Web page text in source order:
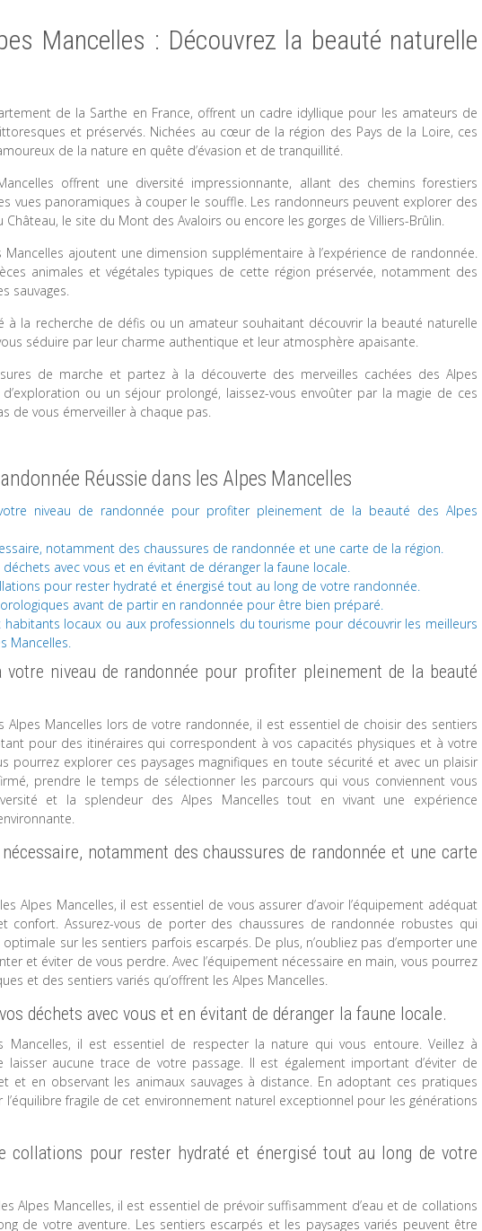
Mancelles : Découvrez la beauté naturelle
de la Sarthe en France, offrent un cadre idyllique pour les amateurs de
et préservés. Nichées au cœur de la région des Pays de la Loire, ces
de la nature en quête d’évasion et de tranquillité.
offrent une diversité impressionnante, allant des chemins forestiers
vues panoramiques à couper le souffle. Les randonneurs peuvent explorer des
le site du Mont des Avaloirs ou encore les gorges de Villiers-Brûlin.
ajoutent une dimension supplémentaire à l’expérience de randonnée.
animales et végétales typiques de cette région préservée, notamment des
sauvages.
à la recherche de défis ou un amateur souhaitant découvrir la beauté naturelle
séduire par leur charme authentique et leur atmosphère apaisante.
de marche et partez à la découverte des merveilles cachées des Alpes
ou un séjour prolongé, laissez-vous envoûter par la magie de ces
de vous émerveiller à chaque pas.
Réussie dans les Alpes Mancelles
niveau de randonnée pour profiter pleinement de la beauté des Alpes
notamment des chaussures de randonnée et une carte de la région.
avec vous et en évitant de déranger la faune locale.
pour rester hydraté et énergisé tout au long de votre randonnée.
avant de partir en randonnée pour être bien préparé.
habitants locaux ou aux professionnels du tourisme pour découvrir les meilleurs
Mancelles.
niveau de randonnée pour profiter pleinement de la beauté
Mancelles lors de votre randonnée, il est essentiel de choisir des sentiers
pour des itinéraires qui correspondent à vos capacités physiques et à votre
pourrez explorer ces paysages magnifiques en toute sécurité et avec un plaisir
prendre le temps de sélectionner les parcours qui vous conviennent vous
et la splendeur des Alpes Mancelles tout en vivant une expérience
notamment des chaussures de randonnée et une carte
Alpes Mancelles, il est essentiel de vous assurer d’avoir l’équipement adéquat
confort. Assurez-vous de porter des chaussures de randonnée robustes qui
sur les sentiers parfois escarpés. De plus, n’oubliez pas d’emporter une
et éviter de vous perdre. Avec l’équipement nécessaire en main, vous pourrez
et des sentiers variés qu’offrent les Alpes Mancelles.
déchets avec vous et en évitant de déranger la faune locale.
il est essentiel de respecter la nature qui vous entoure. Veillez à
aucune trace de votre passage. Il est également important d’éviter de
et en observant les animaux sauvages à distance. En adoptant ces pratiques
fragile de cet environnement naturel exceptionnel pour les générations
collations pour rester hydraté et énergisé tout au long de votre
Alpes Mancelles, il est essentiel de prévoir suffisamment d’eau et de collations
de votre aventure. Les sentiers escarpés et les paysages variés peuvent être